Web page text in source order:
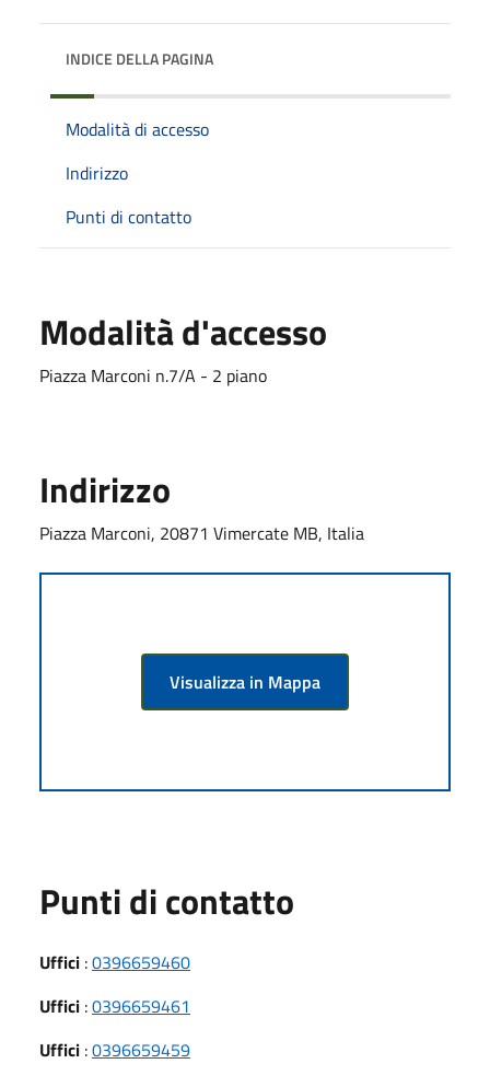
INDICE DELLA PAGINA
Modalità di accesso
Indirizzo
Punti di contatto
Modalità d'accesso
Piazza Marconi n.7/A - 2 piano
Indirizzo
Piazza Marconi, 20871 Vimercate MB, Italia
Visualizza in Mappa
Punti di contatto
Uffici :0396659460
Uffici :0396659461
Uffici :0396659459